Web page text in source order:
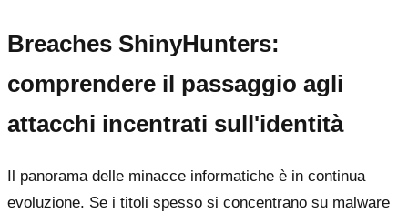
Breaches ShinyHunters:
comprendere il passaggio agli
attacchi incentrati sull'identità
Il panorama delle minacce informatiche è in continua
evoluzione. Se i titoli spesso si concentrano su malware